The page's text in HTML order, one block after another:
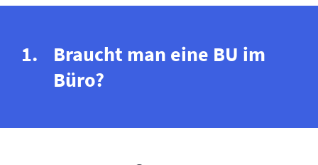
Braucht man eine BU im
Büro?